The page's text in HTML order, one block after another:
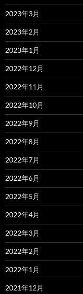
2023年3月
2023年2月
2023年1月
2022年12月
2022年11月
2022年10月
2022年9月
2022年8月
2022年7月
2022年6月
2022年5月
2022年4月
2022年3月
2022年2月
2022年1月
2021年12月